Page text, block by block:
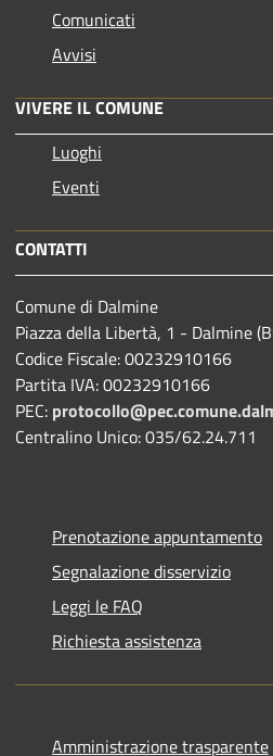
Comunicati
Avvisi
VIVERE IL COMUNE
Luoghi
Eventi
CONTATTI
Comune di Dalmine
Piazza della Libertà, 1 - Dalmine
Codice Fiscale: 00232910166
Partita IVA: 00232910166
PEC:
Centralino Unico: 035/62.24.711
Prenotazione appuntamento
Segnalazione disservizio
Leggi le FAQ
Richiesta assistenza
Amministrazione trasparente